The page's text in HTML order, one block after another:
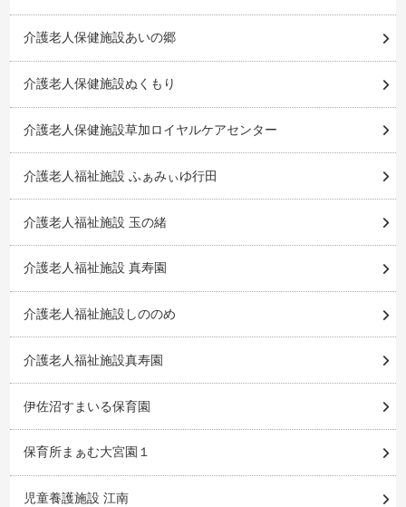
介護老人保健施設あいの郷
介護老人保健施設ぬくもり
介護老人保健施設草加ロイヤルケアセンター
介護老人福祉施設 ふぁみぃゆ行田
介護老人福祉施設 玉の緒
介護老人福祉施設 真寿園
介護老人福祉施設しののめ
介護老人福祉施設真寿園
伊佐沼すまいる保育園
保育所まぁむ大宮園１
児童養護施設 江南